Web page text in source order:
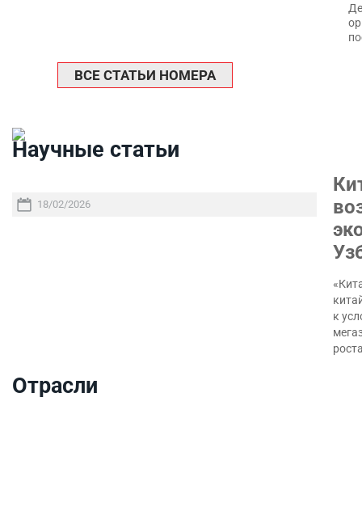
ВСЕ СТАТЬИ НОМЕРА
Научные статьи
18/02/2026
к
Отрасли